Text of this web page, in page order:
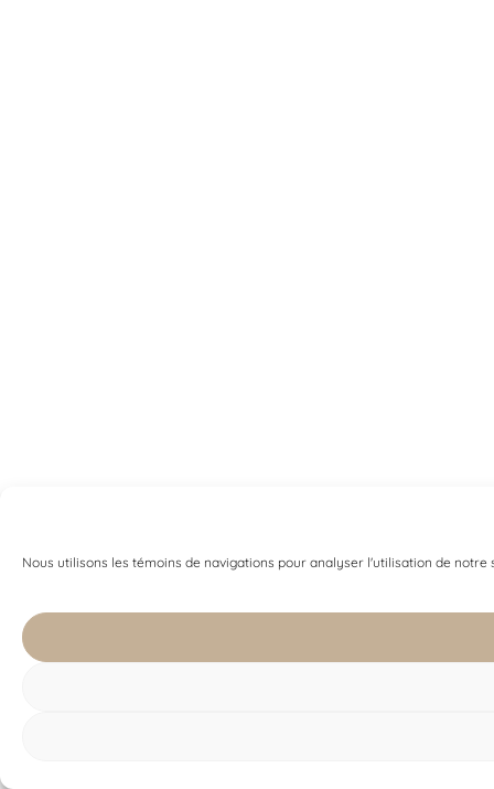
Nous utilisons les témoins de navigations pour analyser l'utilisation de